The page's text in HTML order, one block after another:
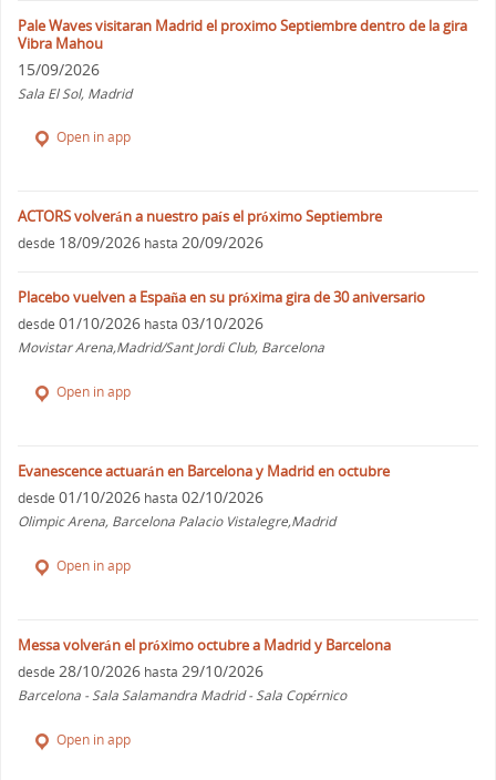
Pale Waves visitaran Madrid el proximo Septiembre dentro de la gira
Vibra Mahou
15/09/2026
Sala El Sol, Madrid
Open in app
ACTORS volverán a nuestro país el próximo Septiembre
desde 18/09/2026 hasta 20/09/2026
Placebo vuelven a España en su próxima gira de 30 aniversario
desde 01/10/2026 hasta 03/10/2026
Movistar Arena,Madrid/Sant Jordi Club, Barcelona
Open in app
Evanescence actuarán en Barcelona y Madrid en octubre
desde 01/10/2026 hasta 02/10/2026
Olimpic Arena, Barcelona Palacio Vistalegre,Madrid
Open in app
Messa volverán el próximo octubre a Madrid y Barcelona
desde 28/10/2026 hasta 29/10/2026
Barcelona - Sala Salamandra Madrid - Sala Copérnico
Open in app